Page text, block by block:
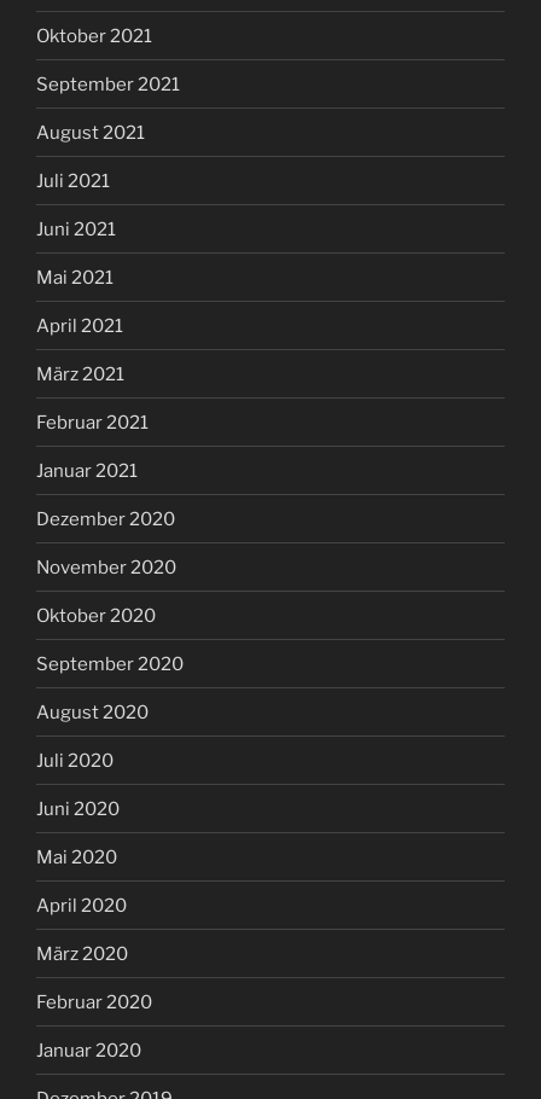
Oktober 2021
September 2021
August 2021
Juli 2021
Juni 2021
Mai 2021
April 2021
März 2021
Februar 2021
Januar 2021
Dezember 2020
November 2020
Oktober 2020
September 2020
August 2020
Juli 2020
Juni 2020
Mai 2020
April 2020
März 2020
Februar 2020
Januar 2020